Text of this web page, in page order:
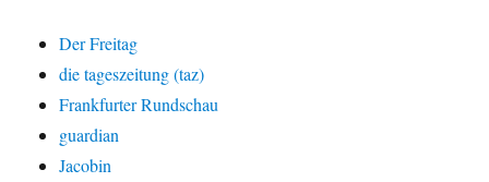
Der Freitag
die tageszeitung (taz)
Frankfurter Rundschau
guardian
Jacobin